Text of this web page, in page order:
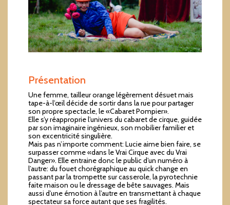
Présentation
Une femme, tailleur orange légèrement désuet mais
tape-à-l’œil décide de sortir dans la rue pour partager
son propre spectacle, le «Cabaret Pompier».
Elle s’y réapproprie l’univers du cabaret de cirque, guidée
par son imaginaire ingénieux, son mobilier familier et
son excentricité singulière.
Mais pas n’importe comment: Lucie aime bien faire, se
surpasser comme «dans le Vrai Cirque avec du Vrai
Danger». Elle entraine donc le public d’un numéro à
l’autre: du fouet chorégraphique au quick change en
passant par la trompette sur casserole, la pyrotechnie
faite maison ou le dressage de bête sauvages. Mais
aussi d’une émotion à l’autre en transmettant à chaque
spectateur sa force autant que ses fragilités.